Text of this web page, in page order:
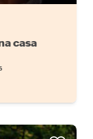
casa